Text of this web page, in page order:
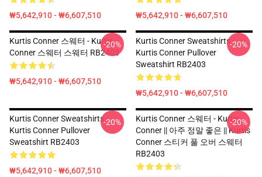
₩5,642,910 - ₩6,607,510 ₩5,642,910 - ₩6,607,510
Kurtis Conner 스웨터 - Kurtis
Conner 스웨터 스웨터 RB2403
₩5,642,910 - ₩6,607,510
-20%
Kurtis Conner Sweatshirts -
Kurtis Conner Pullover
Sweatshirt RB2403
₩5,642,910 - ₩6,607,510
-20%
Kurtis Conner Sweatshirts -
Kurtis Conner Pullover
Sweatshirt RB2403
₩5,642,910 - ₩6,607,510
-20%
Kurtis Conner 스웨터 - Kurtis
Conner || 아주 정말 좋은 || Kurtis
Conner 스티커 풀 오버 스웨터
RB2403
-20%